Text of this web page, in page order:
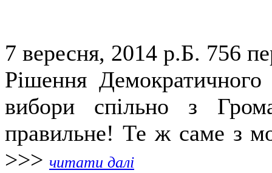
7 вересня, 2014 р.Б. 756
Рішення
вибори спільно з
правильне! Те ж саме з
>>> читати далі